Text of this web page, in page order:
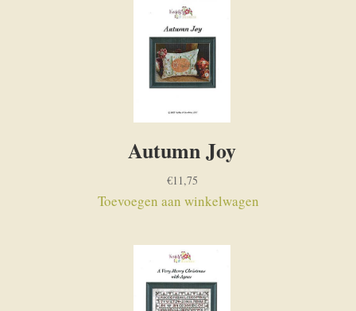
Autumn Joy
€11,75
Toevoegen aan winkelwagen